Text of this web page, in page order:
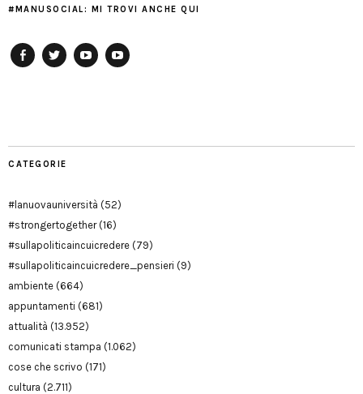
#MANUSOCIAL: MI TROVI ANCHE QUI
CATEGORIE
#lanuovauniversità (52)
#strongertogether(16)
#sullapoliticaincuicredere (79)
#sullapoliticaincuicredere_pensieri (9)
ambiente (664)
appuntamenti (681)
attualità (13.952)
comunicati stampa (1.062)
cose che scrivo (171)
cultura (2.711)